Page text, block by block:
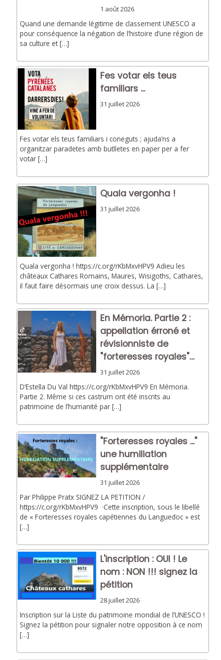
1 août 2026
Quand une demande légitime de classement UNESCO a
pour conséquence la négation de l’histoire d’une région de
sa culture et […]
Fes votar els teus
familiars ...
31 juillet 2026
Fes votar els teus familiars i coneguts ; ajuda’ns a
organitzar paradetes amb butlletes en paper per a fer
votar […]
Quala vergonha !
31 juillet 2026
Quala vergonha ! https://c.org/rKbMxvHPV9 Adieu les
châteaux Cathares Romains, Maures, Wisigoths, Cathares,
il faut faire désormais une croix dessus. La […]
En Mémoria. Partie 2 :
appellation érroné et
révisionniste de
"forteresses royales"…
31 juillet 2026
D’Estella Du Val https://c.org/rKbMxvHPV9 En Mémoria.
Partie 2. Même si ces castrum ont été inscrits au
patrimoine de l’humanité par […]
"Forteresses royales ..."
une humiliation
supplémentaire
31 juillet 2026
Par Philippe Pratx SIGNEZ LA PETITION /
https://c.org/rKbMxvHPV9 ·Cette inscription, sous le libellé
de « Forteresses royales capétiennes du Languedoc » est
[…]
L'inscription : OUI ! Le
nom : NON !!! signez la
pétition
28 juillet 2026
Inscription sur la Liste du patrimoine mondial de l’UNESCO !
Signez la pétition pour signaler notre opposition à ce nom
[…]